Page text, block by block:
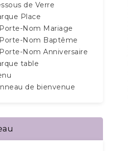
de Verre
Place
Porte-Nom Mariage
Porte-Nom Baptême
Porte-Nom Anniversaire
table
de bienvenue